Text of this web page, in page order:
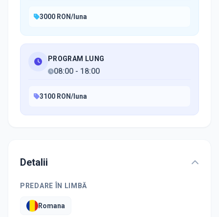
3000 RON/luna
PROGRAM LUNG
08:00 - 18:00
3100 RON/luna
Detalii
PREDARE ÎN LIMBĂ
Romana